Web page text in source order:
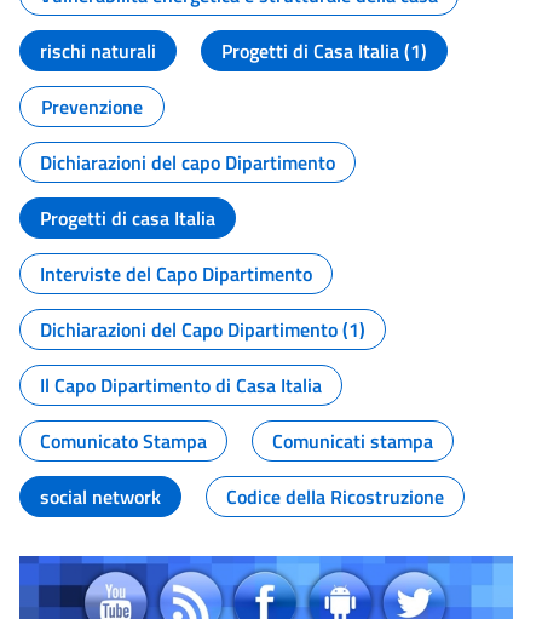
rischi naturali
Progetti di Casa Italia (1)
Prevenzione
Dichiarazioni del capo Dipartimento
Progetti di casa Italia
Interviste del Capo Dipartimento
Dichiarazioni del Capo Dipartimento (1)
Il Capo Dipartimento di Casa Italia
Comunicato Stampa
Comunicati stampa
social network
Codice della Ricostruzione